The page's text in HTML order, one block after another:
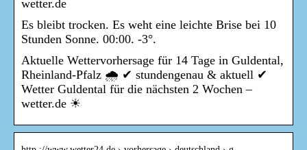
wetter.de
Es bleibt trocken. Es weht eine leichte Brise bei 10
Stunden Sonne. 00:00. -3°.
Aktuelle Wettervorhersage für 14 Tage in Guldental,
Rheinland-Pfalz 🌧️ ✔ stundengenau & aktuell ✔
Wetter Guldental für die nächsten 2 Wochen –
wetter.de ☀